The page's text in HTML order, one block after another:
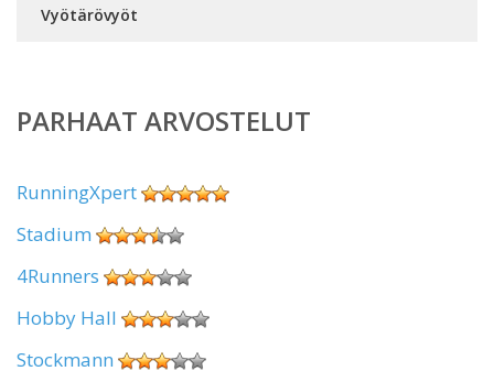
Vyötärövyöt
PARHAAT ARVOSTELUT
RunningXpert
Stadium
4Runners
Hobby Hall
Stockmann